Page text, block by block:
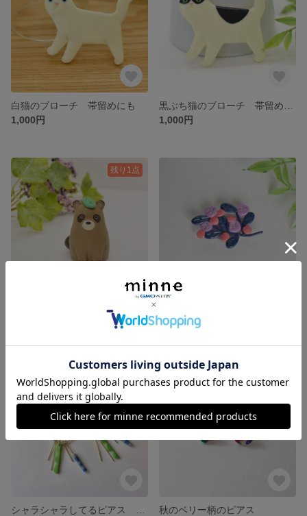
白猫のブローチ 帯留めにも
1,000円
1,000円
残り1点
1,000円
秋のベリー柄のピアス